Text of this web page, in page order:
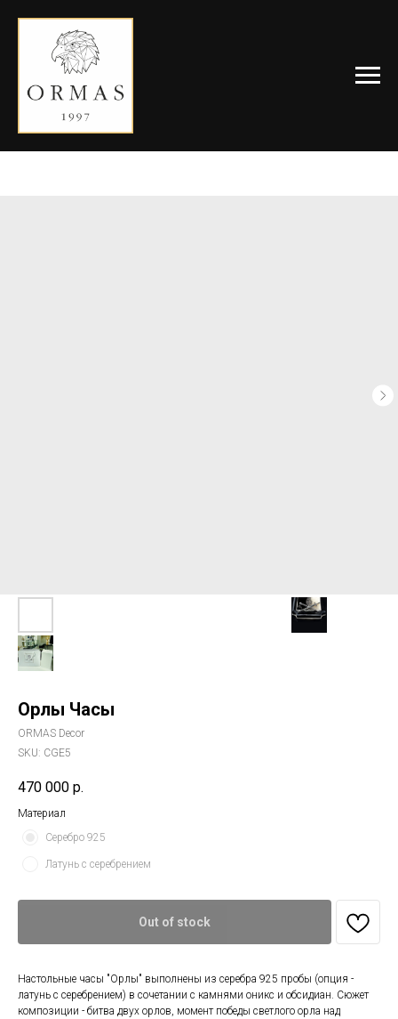
Орлы Часы
ORMAS Decor
SKU: CGE5
470 000 р.
Материал
Серебро 925
Латунь с серебрением
Out of stock
Настольные часы "Орлы" выполнены из серебра 925 пробы (опция -
латунь с серебрением) в сочетании с камнями оникс и обсидиан. Сюжет
композиции - битва двух орлов, момент победы светлого орла над